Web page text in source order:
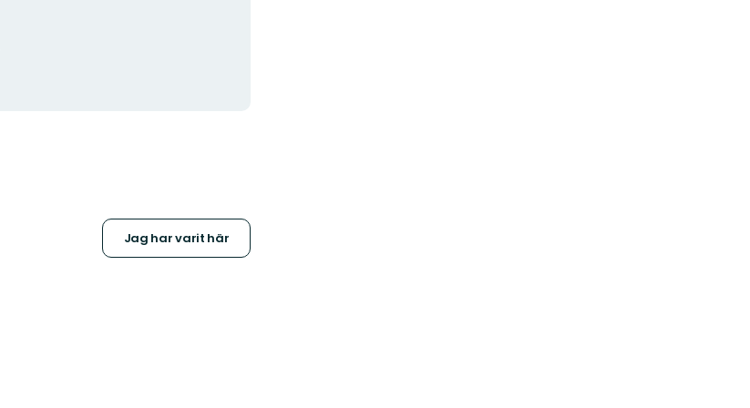
Jag har varit här